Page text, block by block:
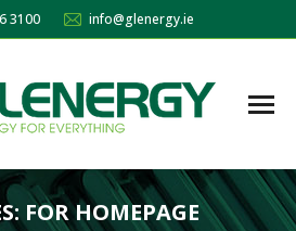
3100 info@glenergy.ie
FOR HOMEPAGE